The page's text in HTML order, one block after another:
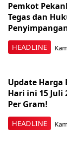
HEADLINE
Pemkot
Tegas dan
HEADLINE
Update Harga
Hari ini 15 Juli
Per Gram!